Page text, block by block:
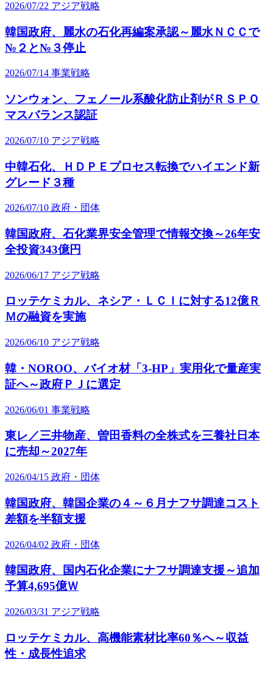
2026/07/22 アジア戦略
韓国政府、麗水の石化再編案承認～麗水ＮＣＣで
№２と№３停止
2026/07/14 事業戦略
ソンウォン、フェノール系酸化防止剤がＲＳＰＯ
マスバランス認証
2026/07/10 アジア戦略
中韓石化、ＨＤＰＥプロセス転換でハイエンド新
グレード３種
2026/07/10 政府・団体
韓国政府、石化業界安全管理で情報交換～26年安
全投資343億円
2026/06/17 アジア戦略
ロッテケミカル、ネシア・ＬＣＩに対する12億Ｒ
Ｍの融資を実施
2026/06/10 アジア戦略
韓・NOROO、バイオ材「3-HP」実用化で量産実
証へ～政府ＰＪに選定
2026/06/01 事業戦略
東レ／三井物産、曽田香料の全株式を三養社日本
に売却～2027年
2026/04/15 政府・団体
韓国政府、韓国企業の４～６月ナフサ調達コスト
差額を半額支援
2026/04/02 政府・団体
韓国政府、国内石化企業にナフサ調達支援～追加
予算4,695億Ｗ
2026/03/31 アジア戦略
ロッテケミカル、高機能素材比率60％へ～収益
性・成長性追求